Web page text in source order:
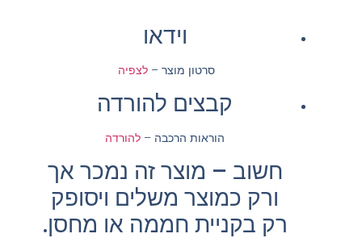
וידאו
סרטון מוצר – לצפיה
קבצים להורדה
הוראות הרכבה – להורדה
חשוב – מוצר זה נמכר אך
ורק כמוצר משלים ויסופק
רק בקניית חממה או מחסן.